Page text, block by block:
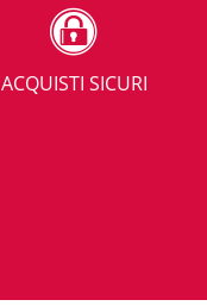
ACQUISTI SICURI